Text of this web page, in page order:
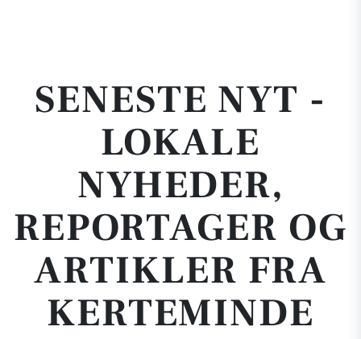
SENESTE NYT -
LOKALE
NYHEDER,
REPORTAGER OG
ARTIKLER FRA
KERTEMINDE